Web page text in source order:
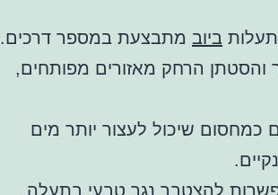
ביוב מתבצעת במספר דרכים.
והסטתן הרחק מאזורים מפותחים,
כמחסום שיכול לעצור יותר מים
להצטבר נגר טבעי בתעלה,